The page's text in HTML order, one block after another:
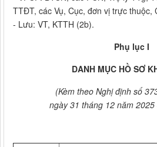
TTĐT, các Vụ, Cục, đơn vị trực thuộc,
- Lưu: VT, KTTH (2b).
Phụ lục I
DANH MỤC HỒ SƠ
(Kèm theo Nghị định số
ngày 31 tháng 12 năm